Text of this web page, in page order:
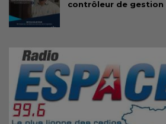
contrôleur de gestion